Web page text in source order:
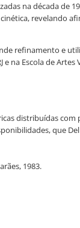
na década de
revelando
refinamento e
na Escola de Artes
distribuídas com
que
1983.